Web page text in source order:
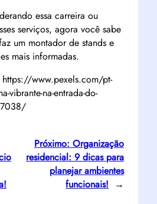
essa carreira ou
serviços, agora você sabe
um montador de stands e
mais informadas.
www.pexels.com/pt-
vibrante-na-entrada-do-
Próximo: Organização
residencial: 9 dicas para
planejar ambientes
funcionais!
→